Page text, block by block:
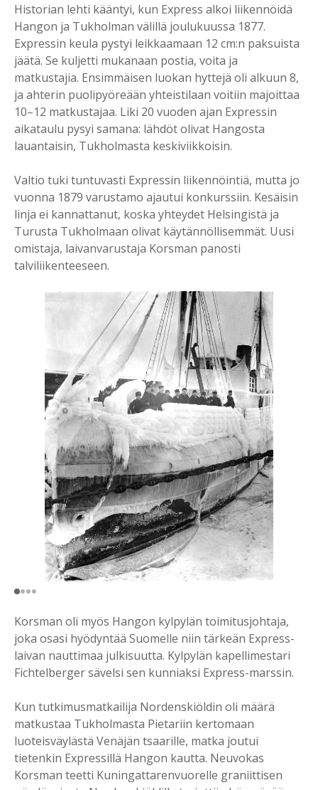
Historian lehti kääntyi, kun Express alkoi liikennöidä
Hangon ja Tukholman välillä joulukuussa 1877.
Expressin keula pystyi leikkaamaan 12 cm:n paksuista
jäätä. Se kuljetti mukanaan postia, voita ja
matkustajia. Ensimmäisen luokan hyttejä oli alkuun 8,
ja ahterin puolipyöreään yhteistilaan voitiin majoittaa
10–12 matkustajaa. Liki 20 vuoden ajan Expressin
aikataulu pysyi samana: lähdöt olivat Hangosta
lauantaisin, Tukholmasta keskiviikkoisin.
Valtio tuki tuntuvasti Expressin liikennöintiä, mutta jo
vuonna 1879 varustamo ajautui konkurssiin. Kesäisin
linja ei kannattanut, koska yhteydet Helsingistä ja
Turusta Tukholmaan olivat käytännöllisemmät. Uusi
omistaja, laivanvarustaja Korsman panosti
talviliikenteeseen.
Korsman oli myös Hangon kylpylän toimitusjohtaja,
joka osasi hyödyntää Suomelle niin tärkeän Express-
laivan nauttimaa julkisuutta. Kylpylän kapellimestari
Fichtelberger sävelsi sen kunniaksi Express-marssin.
Kun tutkimusmatkailija Nordenskiöldin oli määrä
matkustaa Tukholmasta Pietariin kertomaan
luoteisväylästä Venäjän tsaarille, matka joutui
tietenkin Expressillä Hangon kautta. Neuvokas
Korsman teetti Kuningattarenvuorelle graniittisen